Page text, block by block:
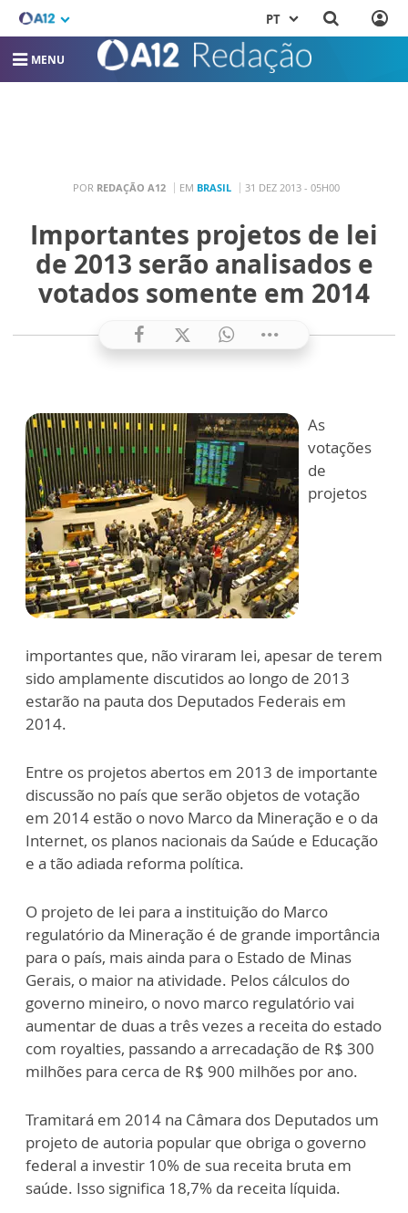
PT
MENU
POR REDAÇÃO A12 EM BRASIL 31 DEZ 2013 - 05H00
Importantes projetos de lei
de 2013 serão analisados e
votados somente em 2014
As
votações
de
projetos
importantes que, não viraram lei, apesar de terem
sido amplamente discutidos ao longo de 2013
estarão na pauta dos Deputados Federais em
2014.
Entre os projetos abertos em 2013 de importante
discussão no país que serão objetos de votação
em 2014 estão o novo Marco da Mineração e o da
Internet, os planos nacionais da Saúde e Educação
e a tão adiada reforma política.
O projeto de lei para a instituição do Marco
regulatório da Mineração é de grande importância
para o país, mais ainda para o Estado de Minas
Gerais, o maior na atividade. Pelos cálculos do
governo mineiro, o novo marco regulatório vai
aumentar de duas a três vezes a receita do estado
com royalties, passando a arrecadação de R$ 300
milhões para cerca de R$ 900 milhões por ano.
Tramitará em 2014 na Câmara dos Deputados um
projeto de autoria popular que obriga o governo
federal a investir 10% de sua receita bruta em
saúde. Isso significa 18,7% da receita líquida.